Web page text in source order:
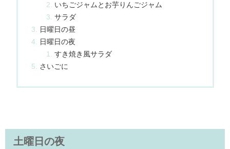
いちごジャムとお芋りんごジャム
サラダ
日曜日の昼
日曜日の夜
すき焼き風サラダ
さいごに
土曜日の夜